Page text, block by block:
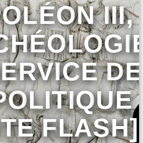
III,
DE
FLASH]